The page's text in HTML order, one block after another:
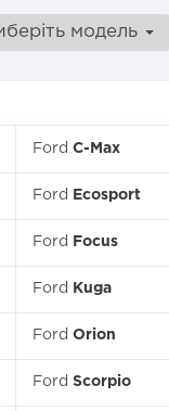
модель
Ford C-Max
Ford Ecosport
Ford Focus
Ford Kuga
Ford Orion
Ford Scorpio